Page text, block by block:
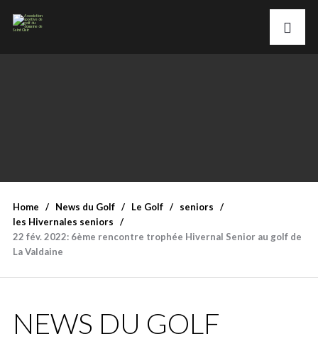
Home News du Golf Le Golf
seniors
les Hivernales seniors
22 fév. 2022: 6ème rencontre trophée Hivernal Senior au golf de
La Valdaine
NEWS DU GOLF